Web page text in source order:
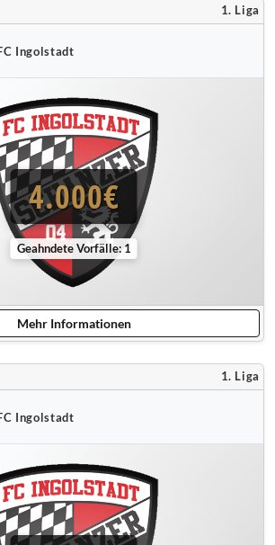
1. Liga
Ingolstadt
4.000€
Geahndete Vorfälle: 1
Mehr Informationen
1. Liga
Ingolstadt